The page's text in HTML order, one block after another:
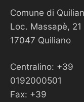
Comune di
Loc. Massapè, 21
17047 Quiliano
Centralino: +39
0192000501
Fax: +39